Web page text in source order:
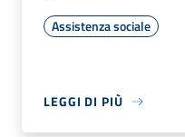
Assistenza sociale
LEGGI DI PIÙ